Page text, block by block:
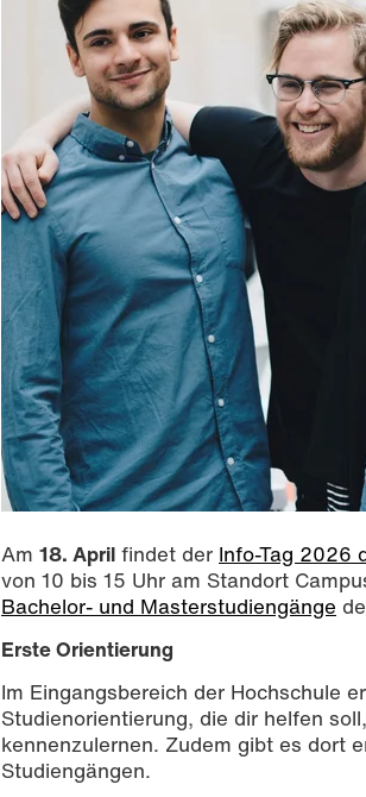
Am 18. April findet der Info-Tag 2026
von 10 bis 15 Uhr am Standort
Bachelor- und Masterstudiengänge
Erste Orientierung
Im Eingangsbereich der Hochschule
Studienorientierung, die dir helfen
kennenzulernen. Zudem gibt es dort
Studiengängen.